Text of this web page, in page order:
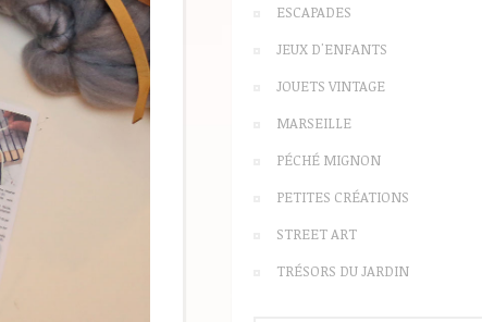
ESCAPADES
JEUX D'ENFANTS
JOUETS VINTAGE
MARSEILLE
PÉCHÉ MIGNON
PETITES CRÉATIONS
STREET ART
TRÉSORS DU JARDIN